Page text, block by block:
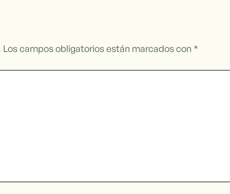
Los campos obligatorios están marcados con *